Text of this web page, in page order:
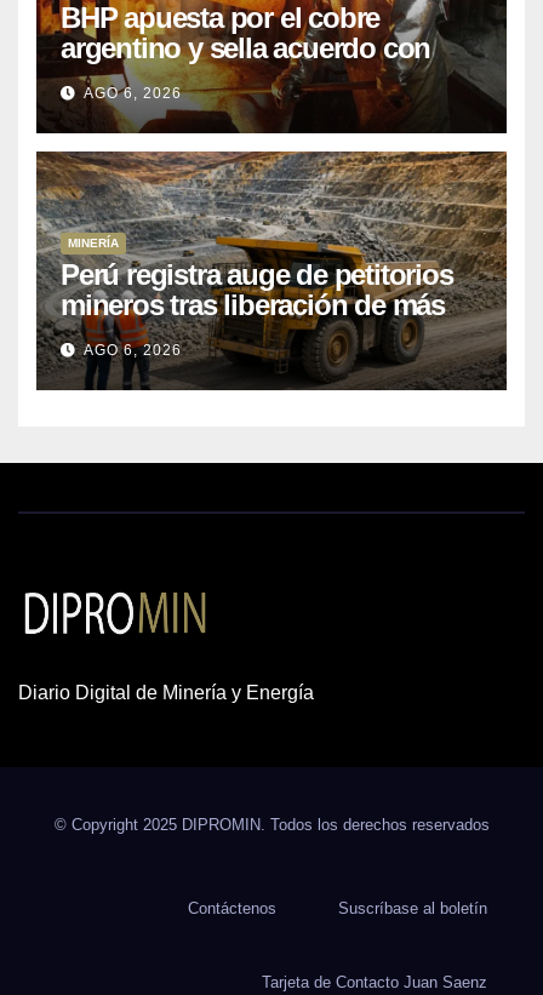
BHP apuesta por el cobre
argentino y sella acuerdo con
Kobrea para siete proyecto
AGO 6, 2026
MINERÍA
Perú registra auge de petitorios
mineros tras liberación de más
de mil concesiones para explorar
cobre y oro
AGO 6, 2026
Diario Digital de Minería y Energía
© Copyright 2025 DIPROMIN. Todos los derechos reservados
Contáctenos Suscríbase al boletín
Tarjeta de Contacto Juan Saenz